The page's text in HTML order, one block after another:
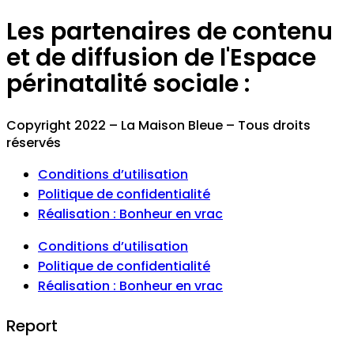
Les partenaires de contenu
et de diffusion de l'Espace
périnatalité sociale :
Copyright 2022 – La Maison Bleue – Tous droits
réservés
Conditions d’utilisation
Politique de confidentialité
Réalisation : Bonheur en vrac
Conditions d’utilisation
Politique de confidentialité
Réalisation : Bonheur en vrac
Report